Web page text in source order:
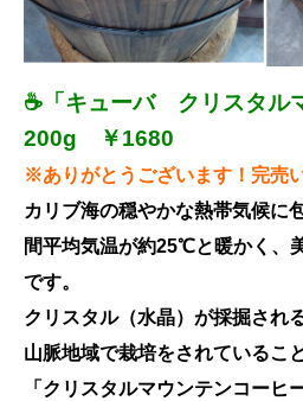
☕「キューバ クリスタル
200g ￥1680
※ありがとうございます！完売
カリブ海の穏やかな熱帯気候に
間平均気温が約25℃と暖かく、
です。
クリスタル（水晶）が採掘され
山脈地域で栽培をされているこ
「クリスタルマウンテンコーヒ